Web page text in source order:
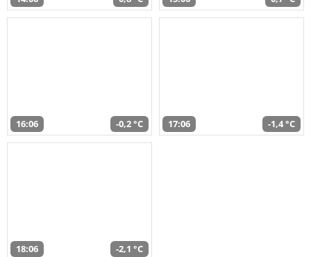
16:06 -0,2 °C 17:06 -1,4 °C
18:06 -2,1 °C